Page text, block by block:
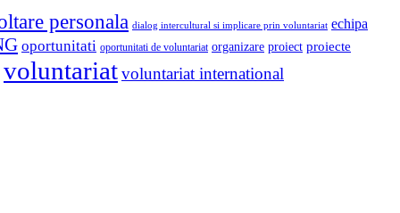
personala dialog intercultural si implicare prin voluntariat echipa
oportunitati oportunitati de voluntariat organizare proiect proiecte
voluntariatvoluntariat international